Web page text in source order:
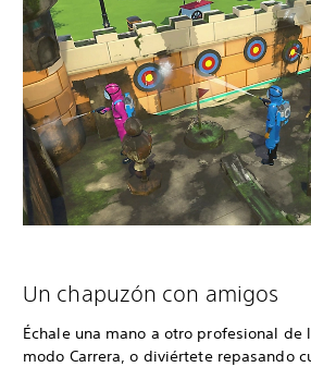
Un chapuzón con amigos
Échale una mano a otro profesional de
modo Carrera, o diviértete repasando